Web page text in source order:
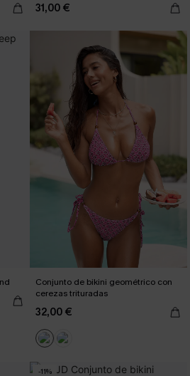
31,00 €
Conjunto de bikini geométrico con
cerezas trituradas
32,00 €
-11%